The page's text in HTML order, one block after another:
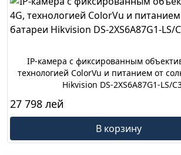
IP-камера с фиксированным
технологией ColorVu и питанием от
Hikvision DS-2XS6A87G1-LS/
27 798 лей
В корзину